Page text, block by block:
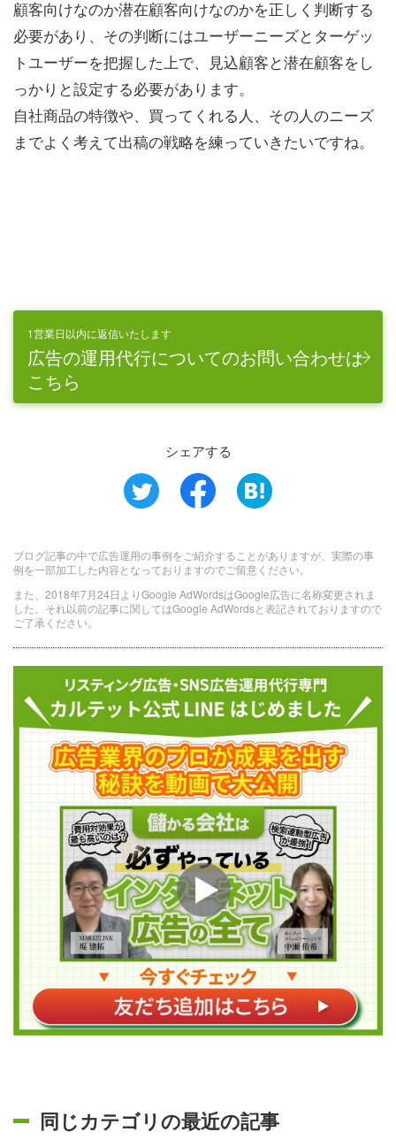
顧客向けなのか潜在顧客向けなのかを正しく判断する
必要があり、その判断にはユーザーニーズとターゲッ
トユーザーを把握した上で、見込顧客と潜在顧客をし
っかりと設定する必要があります。
自社商品の特徴や、買ってくれる人、その人のニーズ
までよく考えて出稿の戦略を練っていきたいですね。
1営業日以内に返信いたします
広告の運用代行についてのお問い合わせは
こちら
シェアする
ブログ記事の中で広告運用の事例をご紹介することがありますが、実際の事
例を一部加工した内容となっておりますのでご留意ください。
また、2018年7月24日よりGoogle AdWordsはGoogle広告に名称変更されま
した。それ以前の記事に関してはGoogle AdWordsと表記されておりますので
ご了承ください。
同じカテゴリの最近の記事